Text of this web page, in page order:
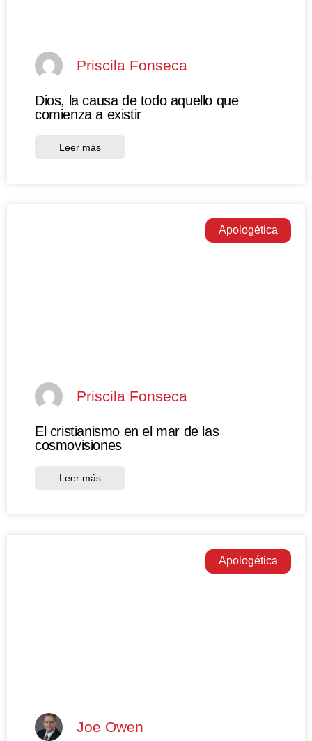
Priscila Fonseca
Dios, la causa de todo aquello que
comienza a existir
Leer más
Apologética
Priscila Fonseca
El cristianismo en el mar de las
cosmovisiones
Leer más
Apologética
Joe Owen